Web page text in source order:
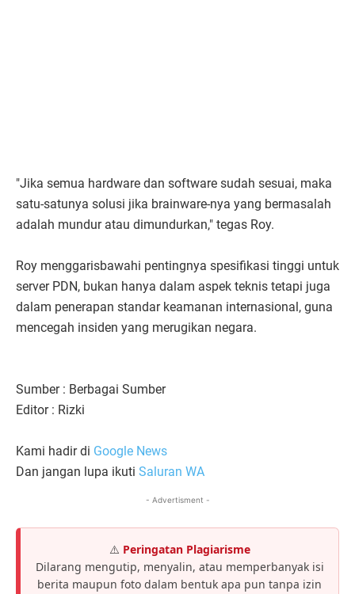
"Jika semua hardware dan software sudah sesuai, maka
satu-satunya solusi jika brainware-nya yang bermasalah
adalah mundur atau dimundurkan," tegas Roy.
Roy menggarisbawahi pentingnya spesifikasi tinggi untuk
server PDN, bukan hanya dalam aspek teknis tetapi juga
dalam penerapan standar keamanan internasional, guna
mencegah insiden yang merugikan negara.
Sumber : Berbagai Sumber
Editor : Rizki
Kami hadir di Google News
Dan jangan lupa ikuti Saluran WA
- Advertisment -
⚠️ Peringatan Plagiarisme
Dilarang mengutip, menyalin, atau memperbanyak isi
berita maupun foto dalam bentuk apa pun tanpa izin